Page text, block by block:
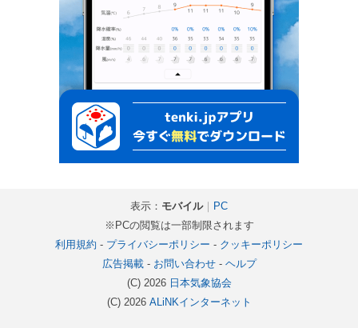
表示： モバイル｜
PC
※PCの閲覧は一部制限されます
利用規約 - プライバシーポリシー - クッキーポリシー
広告掲載- お問い合わせ- ヘルプ
(C) 2026 日本気象協会
(C) 2026 ALiNKインターネット